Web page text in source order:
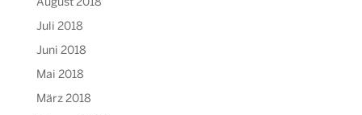
August 2018
Juli 2018
Juni 2018
Mai 2018
März 2018